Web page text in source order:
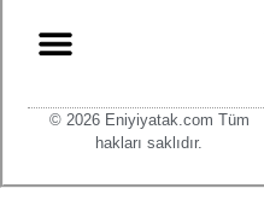
© 2026 Eniyiyatak.com Tüm
hakları saklıdır.